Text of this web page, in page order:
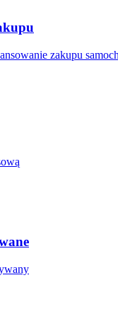
zakupu